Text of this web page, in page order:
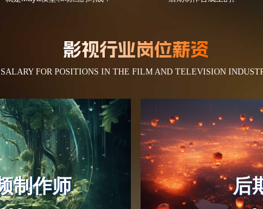
头发
。
我看到的机器人对战其实
就是Maya模型和动画的对战！
影视行业